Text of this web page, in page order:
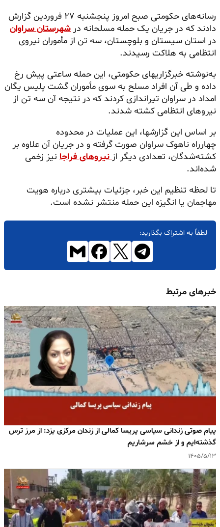
رسانه‌های حکومتی صبح امروز پنجشنبه ۲۷ فروردین گزارش
دادند که در جریان یک حمله مسلحانه در شهرستان سراوان
در استان سیستان‌ و بلوچستان، سه تن از مأموران نیروی
انتظامی به هلاکت رسیدند.
به‌نوشته خبرگزاریهای حکومتی، این حمله ساعتی پیش رخ
داده و طی آن افراد مسلح به سوی مأموران گشت پلیس یگان
امداد در سراوان تیراندازی کردند که در نتیجه آن سه تن از
نیروهای انتظامی کشته شدند.
بر اساس این گزارشها، این عملیات در محدوده
چهارراه ناهوک سراوان صورت گرفته و در جریان آن علاوه بر
کشته‌شدگان، تعدادی دیگر ازنیروهای فراجا نیز زخمی
شده‌اند.
تا لحظه تنظیم این خبر، جزئیات بیشتری درباره هویت
مهاجمان یا انگیزه این حمله منتشر نشده است.
لطفاً به اشتراک بگذارید:
خبرهای مرتبط
پیام صوتی زندانی سیاسی پریسا کمالی از زندان مرکزی یزد: از مرز ترس
گذشته‌ایم و از خشم سرشاریم
۱۴۰۵/۵/۱۳